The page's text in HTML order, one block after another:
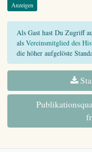
Anzeigen
Als Gast hast Du Zugriff
als Vereinsmitglied des
die höher aufgelöste